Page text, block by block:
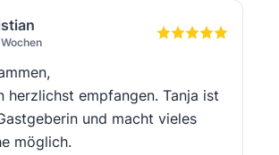
herzlichst empfangen. Tanja ist
und macht vieles
möglich.